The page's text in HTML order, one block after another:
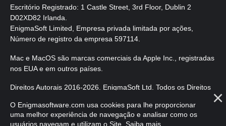
Escritório Registrado: 1 Castle Street, 3rd Floor, Dublin 2
D02XD82 Irlanda.
EnigmaSoft Limited, Empresa privada limitada por ações,
Número de registro da empresa 597114.
Mac e MacOS são marcas comerciais da Apple Inc., registradas
nos EUA e em outros países.
Direitos Autorais 2016-2026. EnigmaSoft Ltd. Todos os Direitos
O Enigmasoftware.com usa cookies para lhe proporcionar
uma melhor experiência de navegação e analisar como os
usuários navegam e utilizam o Site. Saiba mais